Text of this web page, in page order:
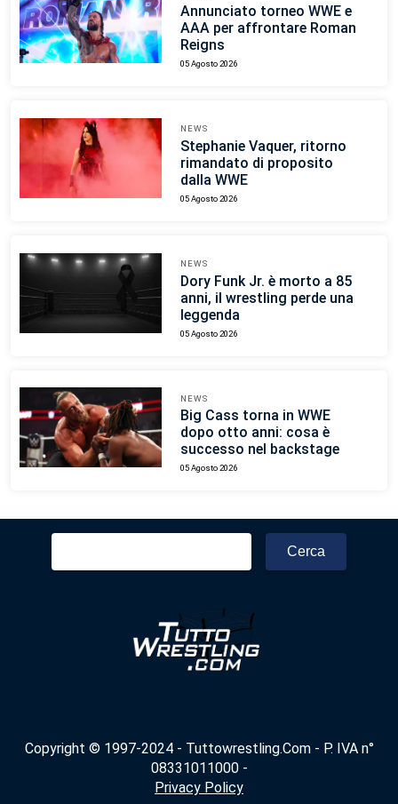
Annunciato torneo WWE e
AAA per affrontare Roman
Reigns
05 Agosto 2026
NEWS
Stephanie Vaquer, ritorno
rimandato di proposito
dalla WWE
05 Agosto 2026
NEWS
Dory Funk Jr. è morto a 85
anni, il wrestling perde una
leggenda
05 Agosto 2026
NEWS
Big Cass torna in WWE
dopo otto anni: cosa è
successo nel backstage
05 Agosto 2026
Copyright © 1997-2024 - Tuttowrestling.Com - P. IVA n°
08331011000 -
Privacy Policy